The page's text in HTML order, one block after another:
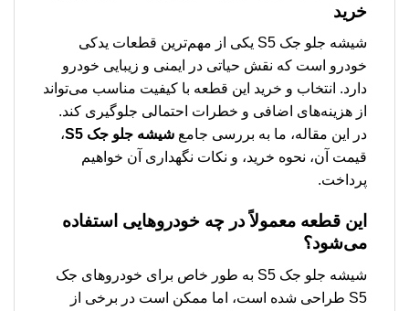
خرید
شیشه جلو جک S5 یکی از مهم‌ترین قطعات یدکی
خودرو است که نقش حیاتی در ایمنی و زیبایی خودرو
دارد. انتخاب و خرید این قطعه با کیفیت مناسب می‌تواند
از هزینه‌های اضافی و خطرات احتمالی جلوگیری کند.
در این مقاله، ما به بررسی جامع شیشه جلو جک S5
،
قیمت آن، نحوه خرید، و نکات نگهداری آن خواهیم
پرداخت.
این قطعه معمولاً در چه خودروهایی استفاده
می‌شود؟
شیشه جلو جک S5 به طور خاص برای خودروهای جک
S5 طراحی شده است، اما ممکن است در برخی از